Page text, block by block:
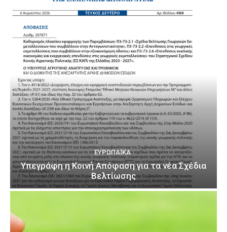
ΕΥΡΩΠΑΪΚΆ
Υπεγράφη η Κοινή Απόφαση για τα νέα Σχέδια
Βελτίωσης